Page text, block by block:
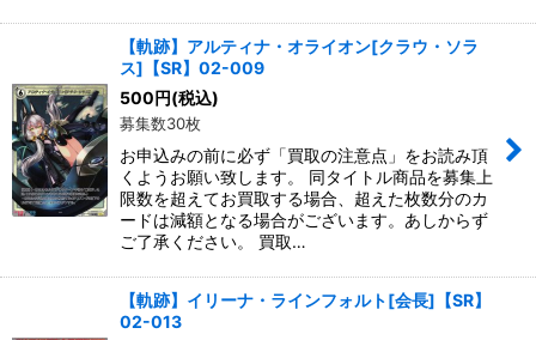
【軌跡】アルティナ・オライオン[クラウ・ソラ
ス]【SR】02-009
500円(税込)
募集数30枚
お申込みの前に必ず「買取の注意点」をお読み頂
くようお願い致します。 同タイトル商品を募集上
限数を超えてお買取する場合、超えた枚数分のカ
ードは減額となる場合がございます。あしからず
ご了承ください。 買取…
【軌跡】イリーナ・ラインフォルト[会長]【SR】
02-013